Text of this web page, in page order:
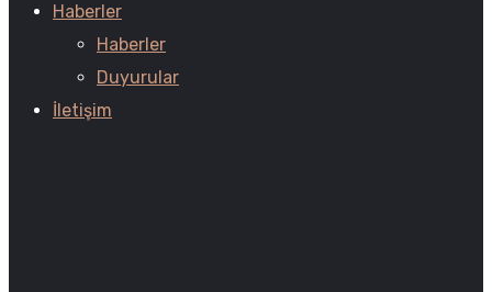
Haberler
Haberler
Duyurular
İletişim